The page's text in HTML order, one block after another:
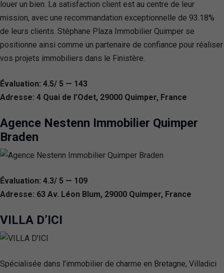
louer un bien. La satisfaction client est au centre de leur
mission, avec une recommandation exceptionnelle de 93.18%
de leurs clients. Stéphane Plaza Immobilier Quimper se
positionne ainsi comme un partenaire de confiance pour réaliser
vos projets immobiliers dans le Finistère.
Évaluation: 4.5/ 5 — 143
Adresse: 4 Quai de l’Odet, 29000 Quimper, France
Agence Nestenn Immobilier Quimper
Braden
Évaluation: 4.3/ 5 — 109
Adresse: 63 Av. Léon Blum, 29000 Quimper, France
VILLA D’ICI
Spécialisée dans l’immobilier de charme en Bretagne, Villadici